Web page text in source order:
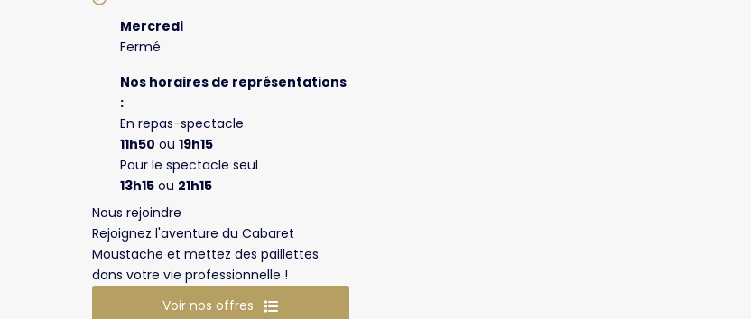
Mercredi
Fermé
Nos horaires de représentations
:
En repas-spectacle
11h50 ou 19h15
Pour le spectacle seul
13h15 ou 21h15
Nous rejoindre
Rejoignez l'aventure du Cabaret
Moustache et mettez des paillettes
dans votre vie professionnelle !
Voir nos offres